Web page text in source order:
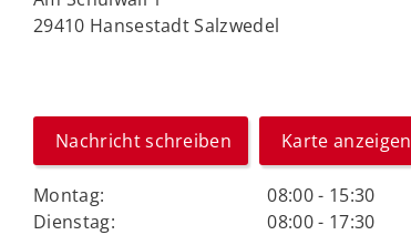
29410 Hansestadt Salzwedel
Nachricht schreiben Karte anzeigen
Montag:
08:00 - 15:30
Dienstag:
08:00 - 17:30